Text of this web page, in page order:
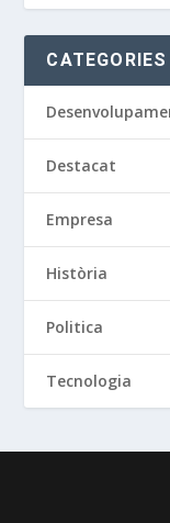
CATEGORIES
Destacat
Empresa
Història
Politica
Tecnologia